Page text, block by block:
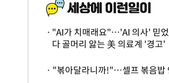
"AI가 치매래요"…'AI 의사' 믿었
다 골머리 앓는 美 의료계 '경고'